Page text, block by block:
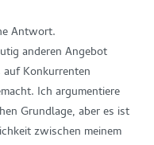
Antwort.
anderen Angebot
auf Konkurrenten
Ich argumentiere
Grundlage, aber es ist
zwischen meinem